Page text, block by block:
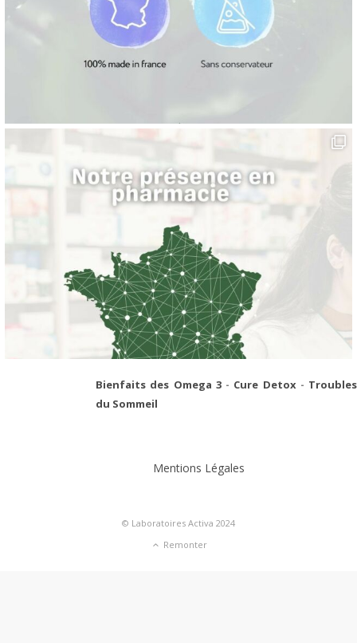
Bienfaits des Omega 3- Cure Detox- Troubles
du Sommeil
Mentions Légales
© Laboratoires Activa 2024
Remonter